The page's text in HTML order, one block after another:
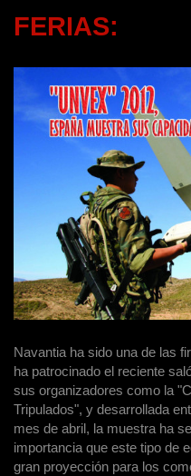
FERIAS:
Navantia ha sido una de las
ha patrocinado el reciente
sus organizadores como la
Tripulados", y desarrollada
mes de abril, la muestra ha
importancia que este tipo de
gran proyección para los